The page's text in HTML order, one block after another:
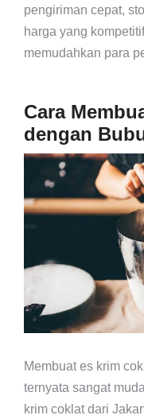
pengiriman cepat,
harga yang
memudahkan para
Cara
dengan
Membuat es krim
ternyata sangat
krim coklat dari